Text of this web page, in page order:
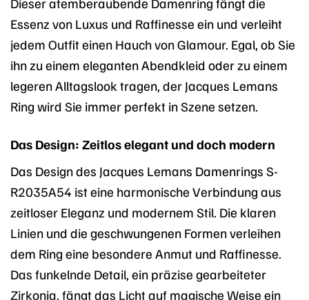
Essenz von Luxus und Raffinesse ein und verleiht
jedem Outfit einen Hauch von Glamour. Egal, ob Sie
ihn zu einem eleganten Abendkleid oder zu einem
legeren Alltagslook tragen, der Jacques Lemans
Ring wird Sie immer perfekt in Szene setzen.
Das Design: Zeitlos elegant und doch modern
Das Design des Jacques Lemans Damenrings S-
R2035A54 ist eine harmonische Verbindung aus
zeitloser Eleganz und modernem Stil. Die klaren
Linien und die geschwungenen Formen verleihen
dem Ring eine besondere Anmut und Raffinesse.
Das funkelnde Detail, ein präzise gearbeiteter
Zirkonia, fängt das Licht auf magische Weise ein